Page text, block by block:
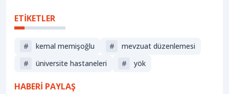
ETİKETLER
# kemal memişoğlu #
mevzuat düzenlemesi
#
üniversite hastaneleri # yök
HABERİ PAYLAŞ